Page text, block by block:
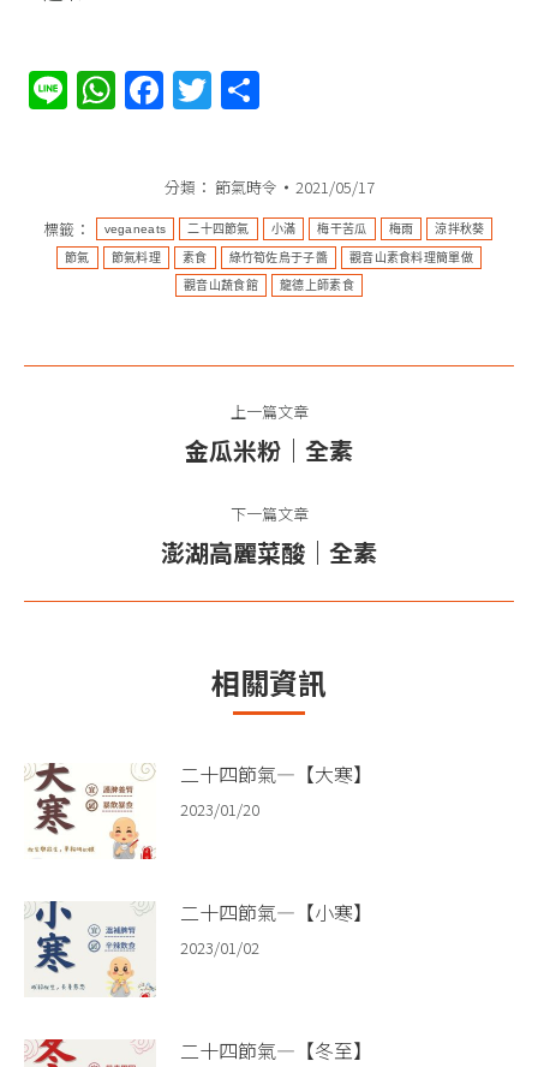
LineWhatsApp
Facebook
Twitter
分類： 節氣時令
2021/05/17
標籤：
veganeats 二十四節氣 小滿 梅干苦瓜 梅雨 涼拌秋葵​
節氣 節氣料理 素食 綠竹筍佐烏于子醬​​ 觀音山素食料理簡單做
觀音山蔬食館 龍德上師素食
上一篇文章
上
篇
文
金瓜米粉｜全素
下一篇文章
下
章：
澎湖高麗菜酸｜全素
相關資訊
二十四節氣—【大寒】
2023/01/20
二十四節氣—【小寒】
2023/01/02
二十四節氣—【冬至】